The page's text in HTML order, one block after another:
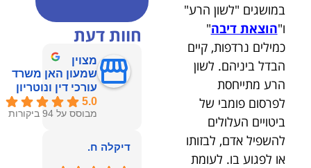
במושגים "לשון הרע"
ו"הוצאת דיבה"
כמילים נרדפות, קיים
הבדל ביניהם. לשון
הרע מתייחסת
לפרסום פומבי של
ביטויים העלולים
להשפיל אדם, לבזותו
או לפגוע בו. לעומת
חוות דעת
מצוין
שמעון האן משרד
עורכי דין ונוטריון
5.0
מבוסס על 94 ביקורות
דיקלה ח.